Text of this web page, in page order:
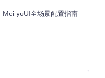
"精细化单项设置"中的脚本
MeiryoUI全场景配置指南